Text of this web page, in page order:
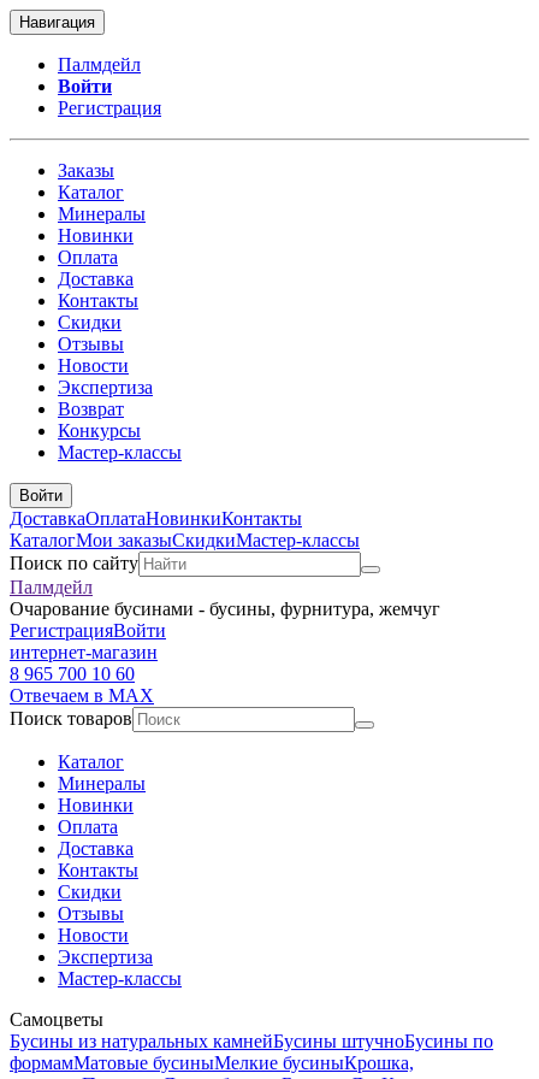
Навигация
Палмдейл
Войти
Регистрация
Заказы
Каталог
Минералы
Новинки
Оплата
Доставка
Контакты
Скидки
Отзывы
Новости
Экспертиза
Возврат
Конкурсы
Мастер-классы
Войти
ДоставкаОплатаНовинкиКонтакты
КаталогМои заказыСкидкиМастер-классы
Поиск по сайту
Палмдейл
Очарование бусинами - бусины, фурнитура, жемчуг
РегистрацияВойти
интернет-магазин
8 965 700 10 60
Отвечаем в MAX
Поиск товаров
Каталог
Минералы
Новинки
Оплата
Доставка
Контакты
Скидки
Отзывы
Новости
Экспертиза
Мастер-классы
Самоцветы
Бусины из натуральных камнейБусины штучноБусины по
формамМатовые бусиныМелкие бусиныКрошка,